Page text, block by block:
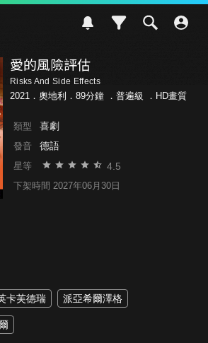
愛的風險評估
Risks And Side Effects
2021．奧地利．89分鐘 ． 普遍級 ．HD畫質
類型 喜劇
發音 德語
星等 4.5
下架時間 2027年06月30日
卡芙德瑞 派亞希爾澤格